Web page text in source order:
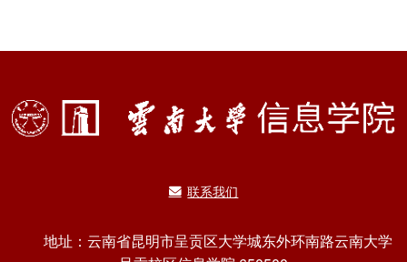
联系我们
地址：云南省昆明市呈贡区大学城东外环南路云南大学